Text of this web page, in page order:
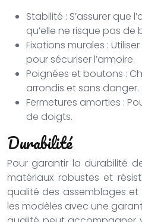
Stabilité : S’assurer que
qu’elle ne risque pas de
Fixations murales :
pour sécuriser l’armoire.
Poignées et boutons :
arrondis et sans danger.
Fermetures amorties :
de doigts.
Durabilité
Pour garantir la durabilité
matériaux robustes et
qualité des assemblages
les modèles avec une